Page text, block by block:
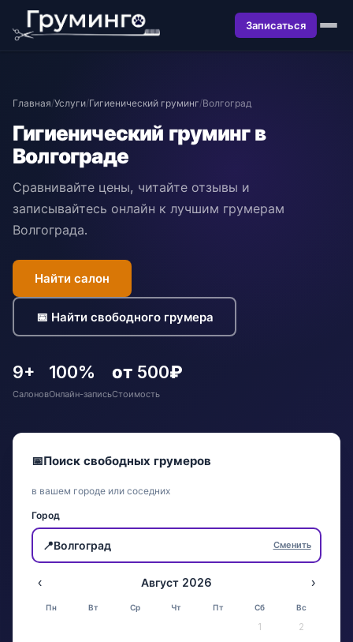
Записаться
Главная/Услуги/Гигиенический груминг/Волгоград
Гигиенический груминг в
Волгограде
Сравнивайте цены, читайте отзывы и
записывайтесь онлайн к лучшим грумерам
Волгограда.
Найти салон
📅 Найти свободного грумера
9+
Салонов
100%
Онлайн-запись
от 500₽
Стоимость
📅Поиск свободных грумеров
в вашем городе или соседних
Город
📍Волгоград Сменить
‹ Август 2026 ›
Пн Вт Ср Чт Пт Сб Вс
1
2